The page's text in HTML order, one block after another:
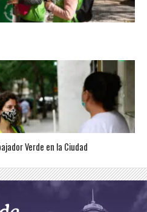
Verde en la Ciudad